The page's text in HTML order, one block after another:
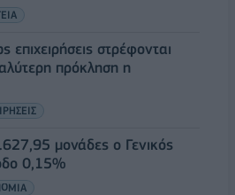
επιχειρήσεις στρέφονται
πρόκληση η
μονάδες ο Γενικός
0,15%